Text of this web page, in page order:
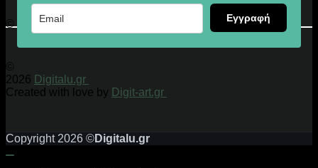
Εγγραφή
© 2026 Digitalu.gr
©
2026 Digitalu.gr
Created with love by Digit-art.gr
Copyright 2026 ©Digitalu.gr